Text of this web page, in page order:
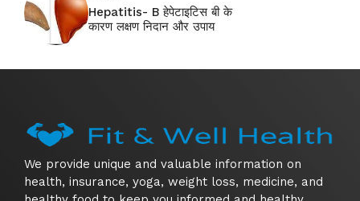
Hepatitis- B हेपेटाइटिस बी के
कारण लक्षण निदान और उपाय
We provide unique and valuable information on
health, insurance, yoga, weight loss, medicine, and